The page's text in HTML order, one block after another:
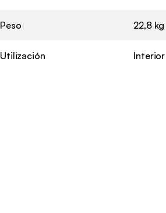
Peso 22,8 kg
Utilización Interior